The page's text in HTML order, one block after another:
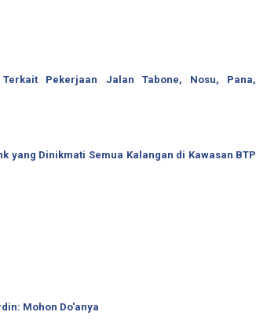
Pekerjaan Jalan Tabone, Nosu, Pana,
yang Dinikmati Semua Kalangan di Kawasan BTP
Mohon Do'anya